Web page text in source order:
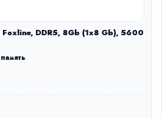
Foxline, DDR5, 8Gb (1x8 Gb), 5600